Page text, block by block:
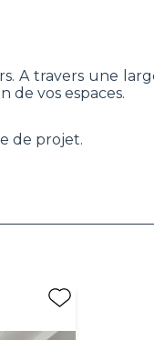
A travers une
de vos espaces.
de projet.